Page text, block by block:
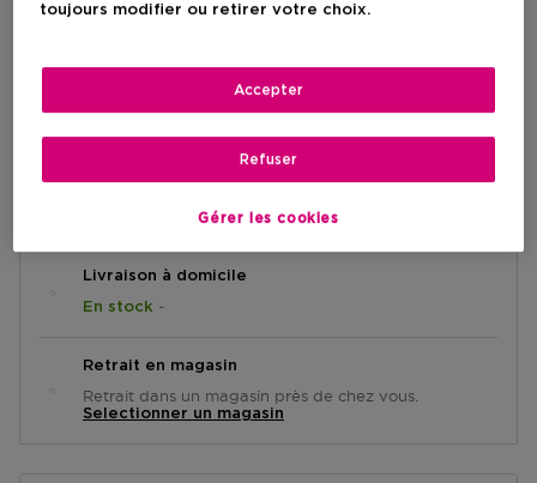
7,40 €
Prix promotionnel
6,29 €
AJOUTER AU PANIER
Livraison à domicile
En stock -
Retrait en magasin
Retrait dans un magasin près de chez vous.
Selectionner un magasin
toujours modifier ou retirer votre choix.
Gérer les cookies
Refuser
Accepter